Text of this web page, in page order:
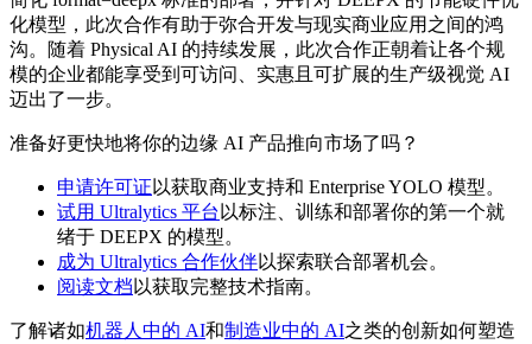
化模型，此次合作有助于弥合开发与现实商业应用之间的鸿
沟。随着 Physical AI 的持续发展，此次合作正朝着让各个规
模的企业都能享受到可访问、实惠且可扩展的生产级视觉 AI
迈出了一步。
准备好更快地将你的边缘 AI 产品推向市场了吗？
申请许可证 以获取商业支持和 Enterprise YOLO 模型。
试用 Ultralytics 平台 以标注、训练和部署你的第一个就
绪于 DEEPX 的模型。
成为 Ultralytics 合作伙伴以探索联合部署机会。
阅读文档 以获取完整技术指南。
了解诸如机器人中的 AI和制造业中的 AI之类的创新如何塑造